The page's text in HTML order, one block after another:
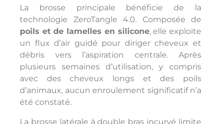
La brosse principale bénéficie de la
technologie ZeroTangle 4.0. Composée de
poils et de lamelles en silicone, elle exploite
un flux d’air guidé pour diriger cheveux et
débris vers l’aspiration centrale. Après
plusieurs semaines d’utilisation, y compris
avec des cheveux longs et des poils
d’animaux, aucun enroulement significatif n’a
été constaté.
La brosse latérale à double bras incurvé limite